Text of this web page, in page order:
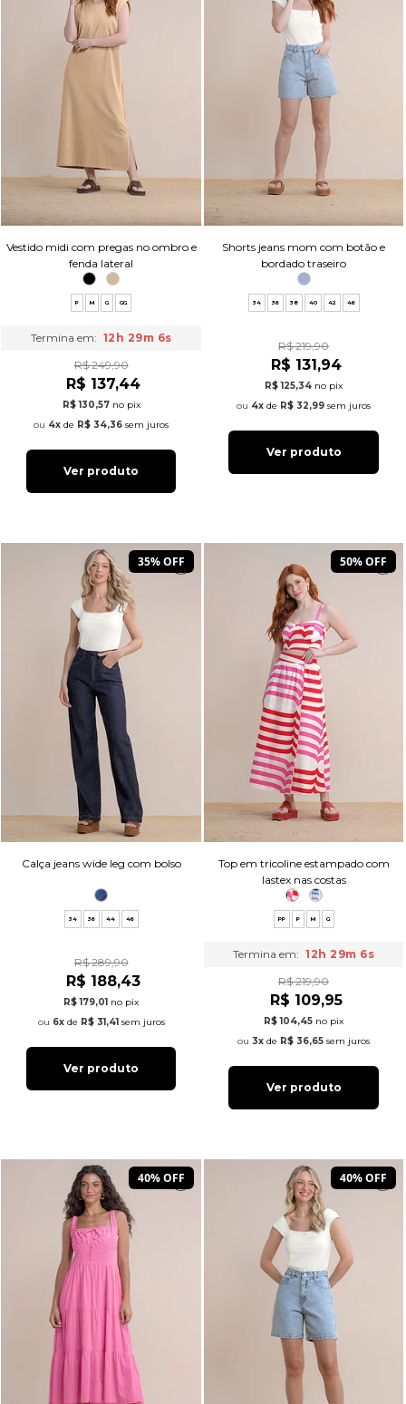
Vestido midi com pregas no ombro e
fenda lateral
P M G GG
Termina em: 12h 29m 5s
R$ 249,90
R$ 137,44
R$ 130,57 no pix
4x de R$ 34,36 sem juros
Ver produto
Shorts jeans mom com botão e
bordado traseiro
34 36 38 40 42 46
R$ 219,90
R$ 131,94
R$ 125,34 no pix
4x de R$ 32,99 sem juros
Ver produto
35% OFF
Calça jeans wide leg com bolso
34 36 44 46
R$ 289,90
R$ 188,43
R$ 179,01 no pix
6xde R$ 31,41sem juros
Ver produto
50% OFF
Top em tricoline estampado com
lastex nas costas
PP P M G
Termina em: 12h 29m 5s
R$ 219,90
R$ 109,95
R$ 104,45 no pix
3x de R$ 36,65 sem juros
Ver produto
40% OFF 40% OFF